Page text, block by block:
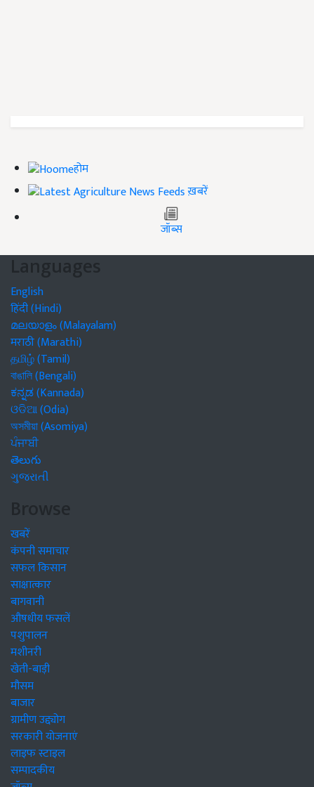
होम
ख़बरें
जॉब्स
Languages
English
हिंदी (Hindi)
മലയാളം (Malayalam)
मराठी (Marathi)
தமிழ் (Tamil)
বাঙালি (Bengali)
ಕನ್ನಡ (Kannada)
ଓଡିଆ (Odia)
অসমীয়া (Asomiya)
ਪੰਜਾਬੀ
తెలుగు
ગુજરાતી
Browse
खबरें
कंपनी समाचार
सफल किसान
साक्षात्कार
बागवानी
औषधीय फसलें
पशुपालन
मशीनरी
खेती-बाड़ी
मौसम
बाजार
ग्रामीण उद्द्योग
सरकारी योजनाएं
लाइफ स्टाइल
सम्पादकीय